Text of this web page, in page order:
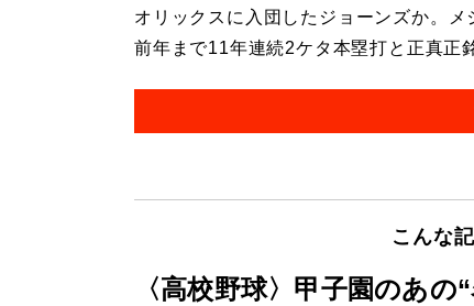
オリックスに入団したジョーンズか。
前年まで11年連続2ケタ本塁打と正真正
こんな
〈高校野球〉甲子園のあ